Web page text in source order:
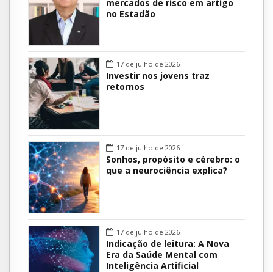
mercados de risco em artigo
no Estadão
17 de julho de 2026
Investir nos jovens traz
retornos
17 de julho de 2026
Sonhos, propósito e cérebro: o
que a neurociência explica?
17 de julho de 2026
Indicação de leitura: A Nova
Era da Saúde Mental com
Inteligência Artificial